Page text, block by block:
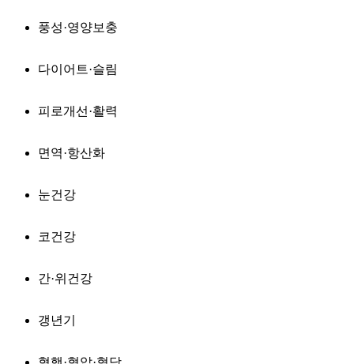
풍성·영양보충
다이어트·슬림
피로개선·활력
면역·항산화
눈건강
코건강
간·위건강
갱년기